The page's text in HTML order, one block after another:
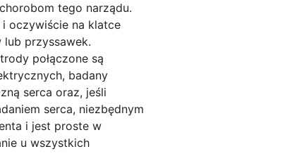
tego narządu.
i oczywiście na klatce
przyssawek.
połączone są
badany
serca oraz, jeśli
serca, niezbędnym
i jest proste w
u wszystkich